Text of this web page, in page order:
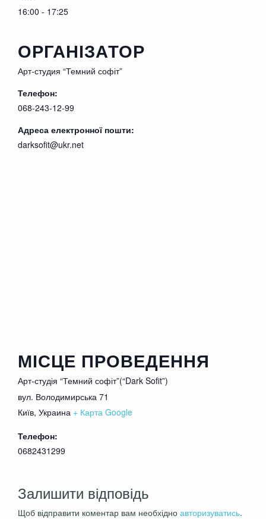
Длительность спектакля: 1 час 15 минут (без
Не нормативная лексика: Присутствует
ограничено
Эротические сцены: Много
Возраст: 21+
На русском языке
Свободная посадка
16:00 - 17:25
ОРГАНІЗАТОР
Арт-студия “Темний софіт”
Телефон:
068-243-12-99
Адреса електронної пошти:
darksofit@ukr.net
МІСЦЕ ПРОВЕДЕННЯ
Арт-студія “Темний софіт”(“Dark Sofit”)
вул. Володимирська 71
Київ, Украина + Карта Google
Телефон:
0682431299
Залишити відповідь
Щоб відправити коментар вам необхідно авторизуватись.